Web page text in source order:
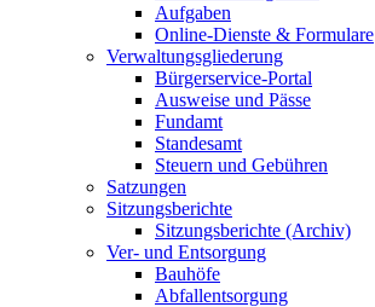
Aufgaben
Online-Dienste & Formulare
Verwaltungsgliederung
Bürgerservice-Portal
Ausweise und Pässe
Fundamt
Standesamt
Steuern und Gebühren
Satzungen
Sitzungsberichte
Sitzungsberichte (Archiv)
Ver- und Entsorgung
Bauhöfe
Abfallentsorgung